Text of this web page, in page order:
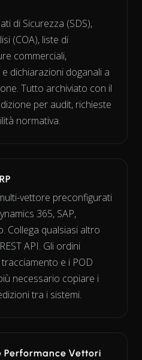
di Sicurezza (SDS),
(COA), liste di
commerciali,
dichiarazioni doganali a
Tutto archiviato con il
per audit, richieste
normativa.
vettore preconfigurati
365, SAP,
Collega qualsiasi altro
API. Gli ordini
e i POD
necessario copiare i
tra i sistemi.
Performance Vettori